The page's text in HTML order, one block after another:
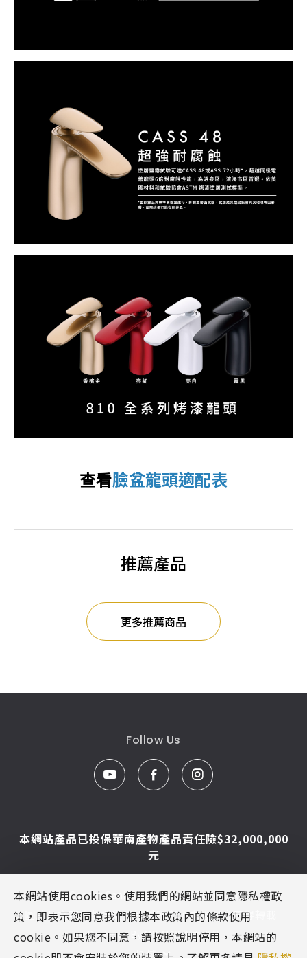
查看臉盆龍頭適配表
推薦產品
更多推薦商品
Follow Us
本網站產品已投保華南產物產品責任險$32,000,000
元
© Caesar Sanitar. All Rights Reserved.
圖片及文字為凱撒衛浴版權所有，未經同意不得轉載
Designed ByMINMAX 網頁設計
區域
本網站使用cookies。使用我們的網站並同意隱私權政
策，即表示您同意我們根據本政策內的條款使用
cookie。如果您不同意，請按照說明停用，本網站的